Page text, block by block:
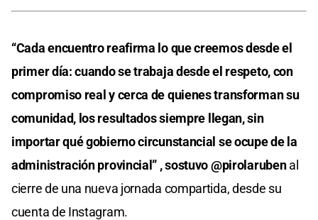
“Cada encuentro reafirma lo que creemos desde el
primer día: cuando se trabaja desde el respeto, con
compromiso real y cerca de quienes transforman su
comunidad, los resultados siempre llegan, sin
importar qué gobierno circunstancial se ocupe de la
administración provincial” , sostuvo @pirolarubenal
cierre de una nueva jornada compartida, desde su
cuenta de Instagram.